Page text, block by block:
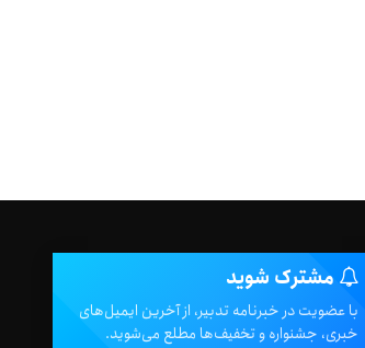
مشترک شوید
با عضویت در خبرنامه تدبیر، از آخرین ایمیل‌های
خبری، جشنواره و تخفیف‌ها مطلع می‌شوید.